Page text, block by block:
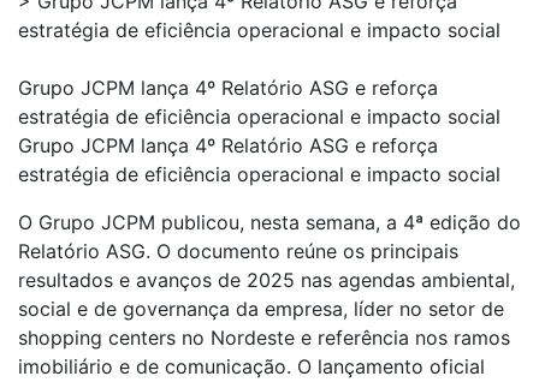
estratégia de eficiência operacional e impacto social
Grupo JCPM lança 4º Relatório ASG e reforça
estratégia de eficiência operacional e impacto social
Grupo JCPM lança 4º Relatório ASG e reforça
estratégia de eficiência operacional e impacto social
O Grupo JCPM publicou, nesta semana, a 4ª edição do
Relatório ASG. O documento reúne os principais
resultados e avanços de 2025 nas agendas ambiental,
social e de governança da empresa, líder no setor de
shopping centers no Nordeste e referência nos ramos
imobiliário e de comunicação. O lançamento oficial